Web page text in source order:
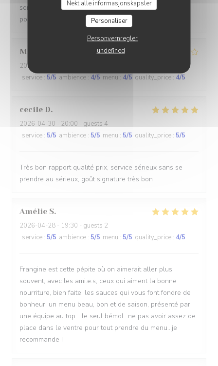
Nekt alle informasjonskapsler
Personaliser
Personvernregler
undefined
sont recherchés et excellente, l’équipe est gentille au
possible et à l’écoute Je recommande vivement
Manon
2026-05-02
service : 5/5 ambience : 4/5 menu : 4/5 quality_price : 4/5
cecile D
2026-04-30 - 20:00 - guests 4
service : 5/5 ambience : 5/5 menu : 5/5 quality_price : 5/5
Très bon rapport qualité prix, service sérieux sans se
prendre au sérieux, goût signature très bon
Amélie S
2026-04-28 - 19:30 - guests 2
service : 5/5 ambience : 5/5 menu : 5/5 quality_price : 4/5
Frangine est cette pépite où on aimerait aller plus
souvent, avec les ami.e.s, ceux qui aiment la bonne
nourriture, bien faite, les sauces qui vous font fondre de
bonheur, un menu beau, bon et de saison, présenté par
une équipe au top... le seul bémol...ne pas avoir assez de
place dans le ventre pour tout prendre du menu...je
recommande !